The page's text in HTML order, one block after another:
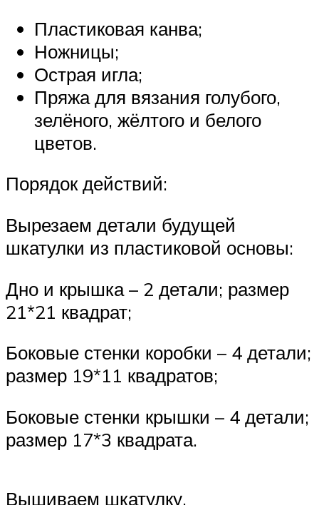
Пластиковая канва;
Ножницы;
Острая игла;
Пряжа для вязания голубого,
зелёного, жёлтого и белого
цветов.
Порядок действий:
Вырезаем детали будущей
шкатулки из пластиковой основы:
Дно и крышка – 2 детали; размер
21*21 квадрат;
Боковые стенки коробки – 4 детали;
размер 19*11 квадратов;
Боковые стенки крышки – 4 детали;
размер 17*3 квадрата.
Вышиваем шкатулку.